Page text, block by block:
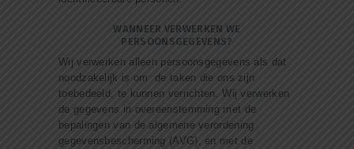
WANNEER VERWERKEN WE
PERSOONSGEGEVENS?
Wij verwerken alleen persoonsgegevens als dat
noodzakelijk is om de taken die ons zijn
toebedeeld, te kunnen verrichten. Wij verwerken
de gegevens in overeenstemming met de
bepalingen van de algemene verordening
gegevensbescherming (AVG), en met de